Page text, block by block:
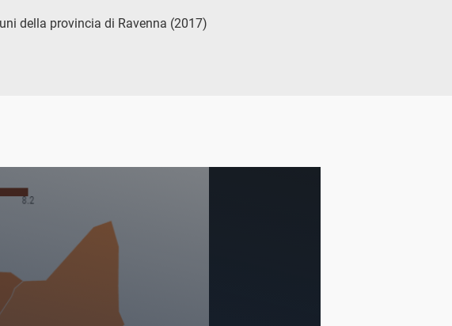
della provincia di Ravenna (2017)